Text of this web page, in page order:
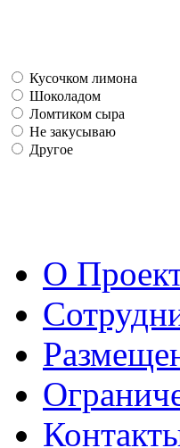
Кусочком лимона
Шоколадом
Ломтиком сыра
Не закусываю
Другое
О